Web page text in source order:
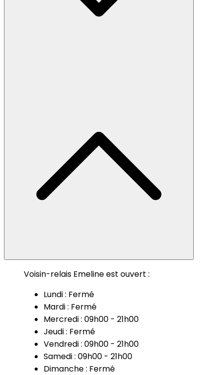
Voisin-relais Emeline est ouvert :
Lundi : Fermé
Mardi : Fermé
Mercredi : 09h00 - 21h00
Jeudi : Fermé
Vendredi : 09h00 - 21h00
Samedi : 09h00 - 21h00
Dimanche : Fermé